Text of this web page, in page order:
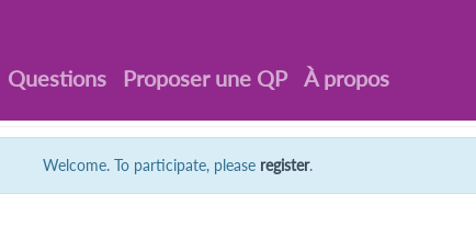
Questions Proposer une QP À propos
Welcome. To participate, please register.